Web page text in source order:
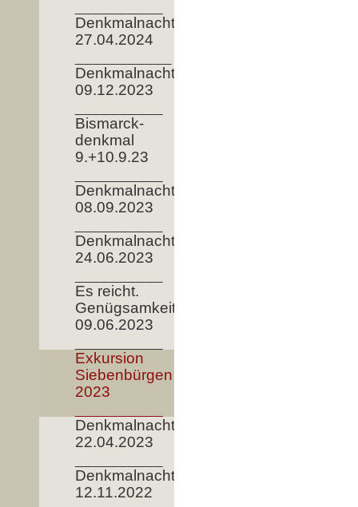
Denkmalnacht
27.04.2024
Denkmalnacht
09.12.2023
Bismarck-
denkmal
9.+10.9.23
Denkmalnacht
08.09.2023
Denkmalnacht
24.06.2023
Es reicht.
Genügsamkeit!
09.06.2023
Exkursion
Siebenbürgen
2023
Denkmalnacht
22.04.2023
Denkmalnacht
12.11.2022